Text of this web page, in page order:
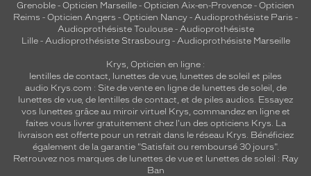
Grenoble - Opticien Marseille - Opticien Aix-en-Provence - Opticien
Reims - Opticien Angers - Opticien Nancy - Audioprothésiste Paris -
Audioprothésiste Toulouse- Audioprothésiste
Lille- Audioprothésiste Strasbourg - Audioprothésiste Marseille
Krys, Opticien en ligne :
lentilles de contact, lunettes de vue, lunettes de soleil et piles
audio Krys.com : Site de vente en ligne de lunettes de soleil, de
lunettes de vue, de lentilles de contact, et de piles audios. Essayez
vos lunettes grâce au miroir virtuel Krys, commandez en ligne et
faites vous livrer gratuitement chez l'un des opticiens Krys. La
livraison est offerte pour un retrait dans le réseau Krys. Bénéficiez
également de la garantie "Satisfait ou remboursé 30 jours".
Retrouvez nos marques de lunettes de vue et lunettes de soleil : Ray
Ban